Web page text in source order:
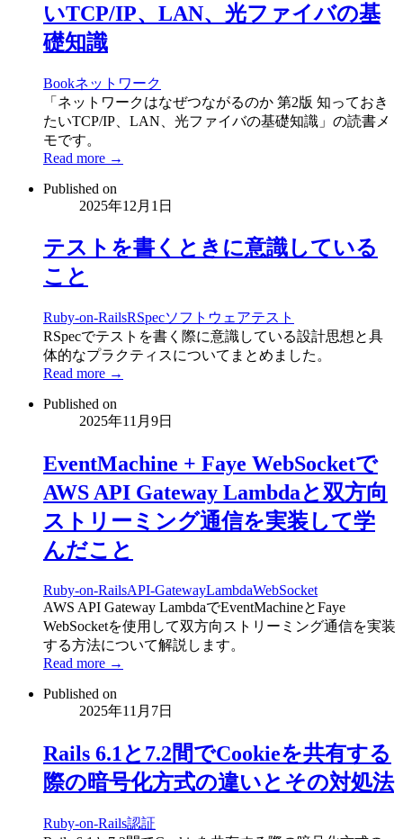
いTCP/IP、LAN、光ファイバの基
礎知識
Bookネットワーク
「ネットワークはなぜつながるのか 第2版 知っておき
たいTCP/IP、LAN、光ファイバの基礎知識」の読書メ
モです。
Read more →
Published on
2025年12月1日
テストを書くときに意識している
こと
Ruby-on-RailsRSpecソフトウェアテスト
RSpecでテストを書く際に意識している設計思想と具
体的なプラクティスについてまとめました。
Read more →
Published on
2025年11月9日
EventMachine + Faye WebSocketで
AWS API Gateway Lambdaと双方向
ストリーミング通信を実装して学
んだこと
Ruby-on-RailsAPI-GatewayLambdaWebSocket
AWS API Gateway LambdaでEventMachineとFaye
WebSocketを使用して双方向ストリーミング通信を実装
する方法について解説します。
Read more →
Published on
2025年11月7日
Rails 6.1と7.2間でCookieを共有する
際の暗号化方式の違いとその対処法
Ruby-on-Rails認証